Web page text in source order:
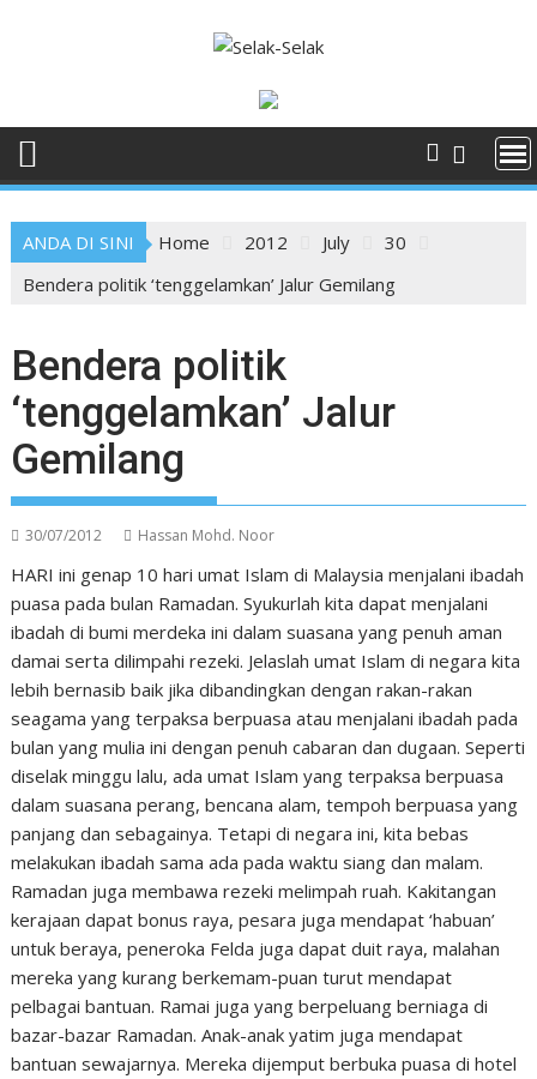
ANDA DI SINI Home 2012 July
30
Bendera politik ‘tenggelamkan’ Jalur Gemilang
Bendera politik
‘tenggelamkan’ Jalur
Gemilang
30/07/2012 Hassan Mohd. Noor
HARI ini genap 10 hari umat Islam di Malaysia menjalani ibadah
puasa pada bulan Ramadan. Syukurlah kita dapat menjalani
ibadah di bumi merdeka ini dalam suasana yang penuh aman
damai serta dilimpahi rezeki. Jelaslah umat Islam di negara kita
lebih bernasib baik jika dibandingkan dengan rakan-rakan
seagama yang terpaksa berpuasa atau menjalani ibadah pada
bulan yang mulia ini dengan penuh cabaran dan dugaan. Seperti
diselak minggu lalu, ada umat Islam yang terpaksa berpuasa
dalam suasana perang, bencana alam, tempoh berpuasa yang
panjang dan sebagainya. Tetapi di negara ini, kita bebas
melakukan ibadah sama ada pada waktu siang dan malam.
Ramadan juga membawa rezeki melimpah ruah. Kakitangan
kerajaan dapat bonus raya, pesara juga mendapat ‘habuan’
untuk beraya, peneroka Felda juga dapat duit raya, malahan
mereka yang kurang berkemam-puan turut mendapat
pelbagai bantuan. Ramai juga yang berpeluang berniaga di
bazar-bazar Ramadan. Anak-anak yatim juga mendapat
bantuan sewajarnya. Mereka dijemput berbuka puasa di hotel